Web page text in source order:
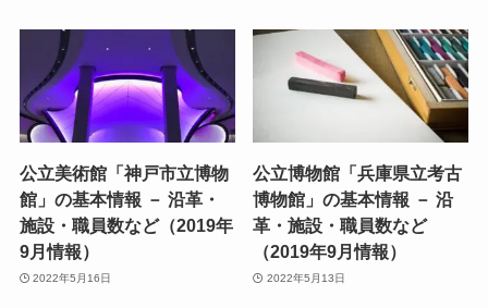
公立美術館「神戸市立博物
館」の基本情報 － 沿革・
施設・職員数など（2019年
9月情報）
2022年5月16日
公立博物館「兵庫県立考古
博物館」の基本情報 － 沿
革・施設・職員数など
（2019年9月情報）
2022年5月13日